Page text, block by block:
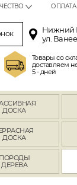
ОПЛАТА
Нижний
ул.
Товары со
доставляем
5 - дней
ДОСКА
ДОСКА
ПОРОДЫ
ДЕРЕВА